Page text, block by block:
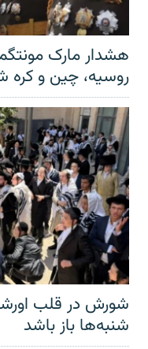
هشدار مارک
روسیه، چین و
شورش در قلب
شنبه‌ها باز باشد